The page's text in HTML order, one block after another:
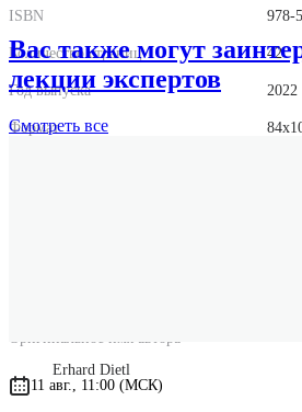
ISBN 978-
Количество страниц 42
Год выпуска 2022
Формат
Оригинальное имя автора
Erhard Dietl
Вас также могут
лекции экспертов
Смотреть все
11 авг., 11:00 (МСК)